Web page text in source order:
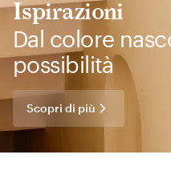
Ispirazioni
Dal colore
possibilità
Scopri di più